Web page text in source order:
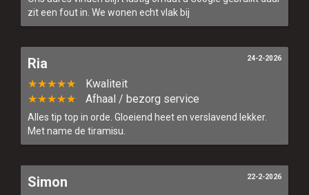
Login
zit een fout in. We wonen echt vlak bij
Ria
★★★★★
Kwaliteit
★★★★★
Afhaal / bezorg service
Alles tip top in orde. Gloeiend heet en verslavend lekker.
Met name de tiramisu.
24-2-2026
Simon 22-2-2026